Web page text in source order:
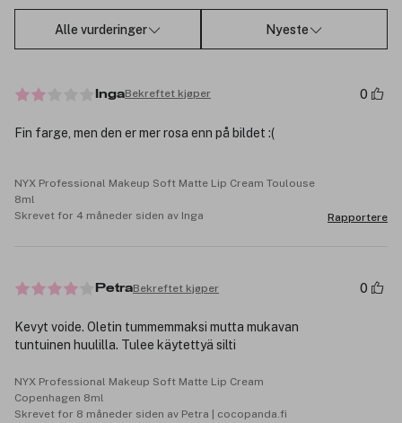
Alle vurderinger Nyeste
IngaBekreftet kjøper 0
Fin farge, men den er mer rosa enn på bildet :(
NYX Professional Makeup Soft Matte Lip Cream Toulouse
8ml
Skrevet for 4 måneder siden av Inga
Rapportere
PetraBekreftet kjøper 0
Kevyt voide. Oletin tummemmaksi mutta mukavan
tuntuinen huulilla. Tulee käytettyä silti
NYX Professional Makeup Soft Matte Lip Cream
Copenhagen 8ml
Skrevet for 8 måneder siden av Petra | cocopanda.fi